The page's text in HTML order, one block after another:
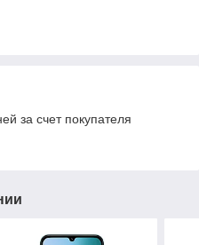
за счет покупателя